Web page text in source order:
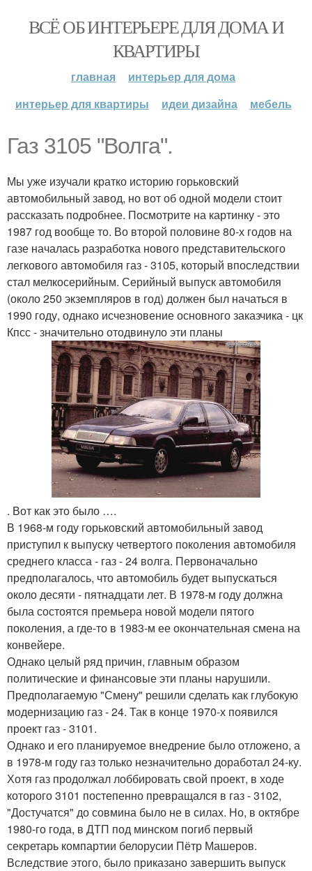
ВСЁ ОБ ИНТЕРЬЕРЕ ДЛЯ ДОМА И
КВАРТИРЫ
главная
интерьер для дома
интерьер для квартиры
идеи дизайна мебель
Газ 3105 "Волга".
Мы уже изучали кратко историю горьковский
автомобильный завод, но вот об одной модели стоит
рассказать подробнее. Посмотрите на картинку - это
1987 год вообще то. Во второй половине 80-х годов на
газе началась разработка нового представительского
легкового автомобиля газ - 3105, который впоследствии
стал мелкосерийным. Серийный выпуск автомобиля
(около 250 экземпляров в год) должен был начаться в
1990 году, однако исчезновение основного заказчика - цк
Кпсс - значительно отодвинуло эти планы
. Вот как это было ….
В 1968-м году горьковский автомобильный завод
приступил к выпуску четвертого поколения автомобиля
среднего класса - газ - 24 волга. Первоначально
предполагалось, что автомобиль будет выпускаться
около десяти - пятнадцати лет. В 1978-м году должна
была состоятся премьера новой модели пятого
поколения, а где-то в 1983-м ее окончательная смена на
конвейере.
Однако целый ряд причин, главным образом
политические и финансовые эти планы нарушили.
Предполагаемую "Смену" решили сделать как глубокую
модернизацию газ - 24. Так в конце 1970-х появился
проект газ - 3101.
Однако и его планируемое внедрение было отложено, а
в 1978-м году газ только незначительно доработал 24-ку.
Хотя газ продолжал лоббировать свой проект, в ходе
которого 3101 постепенно превращался в газ - 3102,
"Достучатся" до совмина было не в силах. Но, в октябре
1980-го года, в ДТП под минском погиб первый
секретарь компартии белорусии Пётр Машеров.
Вследствие этого, было приказано завершить выпуск